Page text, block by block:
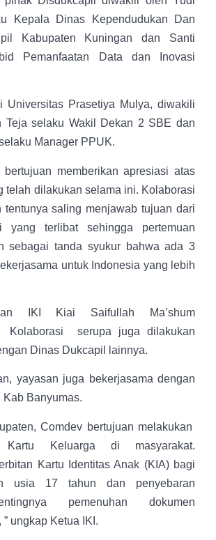
Kepala Dinas Kependudukan Dan
Kabupaten Kuningan dan Santi
Pemanfaatan Data dan Inovasi
Universitas Prasetiya Mulya, diwakili
Teja selaku Wakil Dekan 2 SBE dan
Manager PPUK.
bertujuan memberikan apresiasi atas
telah dilakukan selama ini. Kolaborasi
tentunya saling menjawab tujuan dari
yang terlibat sehingga pertemuan
sebagai tanda syukur bahwa ada 3
untuk Indonesia yang lebih
IKI Kiai Saifullah Ma’shum
Kolaborasi serupa juga dilakukan
Dinas Dukcapil lainnya.
yayasan juga bekerjasama dengan
Banyumas.
Comdev bertujuan melakukan
Kartu Keluarga di masyarakat.
Kartu Identitas Anak (KIA) bagi
usia 17 tahun dan penyebaran
pemenuhan dokumen
ungkap Ketua IKI.